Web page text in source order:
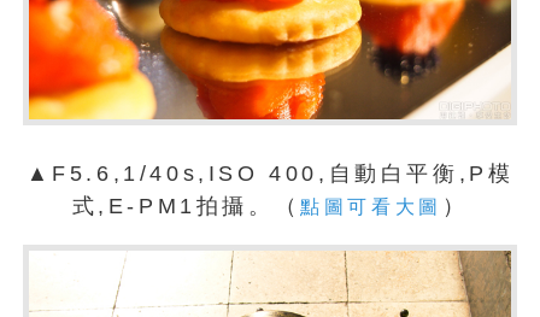
▲F5.6,1/40s,ISO 400,自動白平衡,P模
式,E-PM1拍攝。（點圖可看大圖 ）